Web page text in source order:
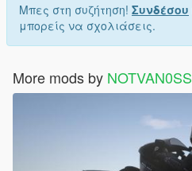
Μπες στη συζήτηση! Συνδέσου
μπορείς να σχολιάσεις.
More mods by NOTVAN0SS